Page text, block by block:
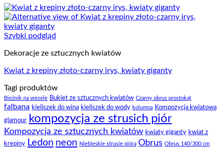
Szybki podgląd
Dekoracje ze sztucznych kwiatów
Kwiat z krepiny złoto-czarny irys, kwiaty giganty
Tagi produktów
Bieżnik na wesele Bukiet ze sztucznych kwiatów Czarny obrus prostokąt
falbana kieliszek do wina kieliszek do wody kolumna Kompozycja kwiatowa
glamour kompozycja ze strusich piór
Kompozycja ze sztucznych kwiatów kwiaty giganty kwiat z
krepiny Ledon neon Niebieskie strusie pióra Obrus Obrus 140/300 cm